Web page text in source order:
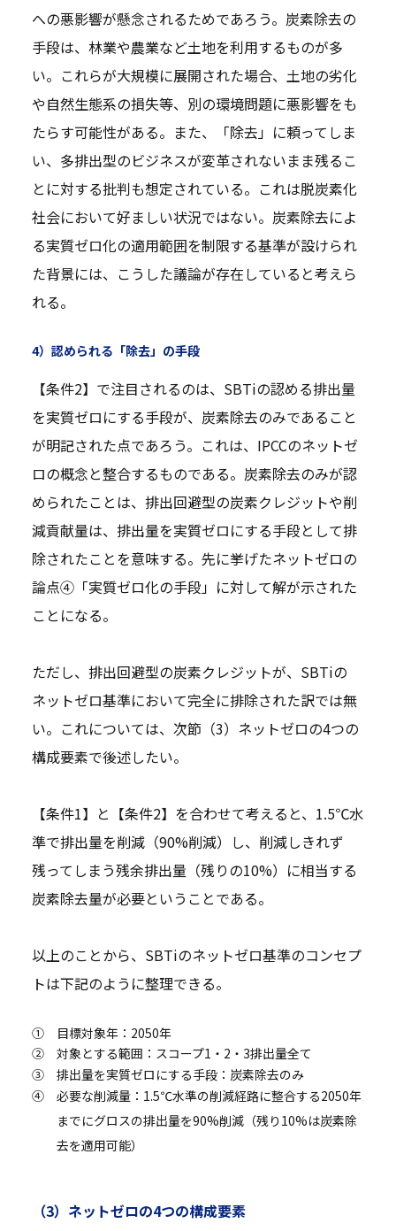
への悪影響が懸念されるためであろう。炭素除去の
手段は、林業や農業など土地を利用するものが多
い。これらが大規模に展開された場合、土地の劣化
や自然生態系の損失等、別の環境問題に悪影響をも
たらす可能性がある。また、「除去」に頼ってしま
い、多排出型のビジネスが変革されないまま残るこ
とに対する批判も想定されている。これは脱炭素化
社会において好ましい状況ではない。炭素除去によ
る実質ゼロ化の適用範囲を制限する基準が設けられ
た背景には、こうした議論が存在していると考えら
れる。
4）認められる「除去」の手段
【条件2】で注目されるのは、SBTiの認める排出量
を実質ゼロにする手段が、炭素除去のみであること
が明記された点であろう。これは、IPCCのネットゼ
ロの概念と整合するものである。炭素除去のみが認
められたことは、排出回避型の炭素クレジットや削
減貢献量は、排出量を実質ゼロにする手段として排
除されたことを意味する。先に挙げたネットゼロの
論点④「実質ゼロ化の手段」に対して解が示された
ことになる。
ただし、排出回避型の炭素クレジットが、SBTiの
ネットゼロ基準において完全に排除された訳では無
い。これについては、次節（3）ネットゼロの4つの
構成要素で後述したい。
【条件1】と【条件2】を合わせて考えると、1.5℃水
準で排出量を削減（90%削減）し、削減しきれず
残ってしまう残余排出量（残りの10%）に相当する
炭素除去量が必要ということである。
以上のことから、SBTiのネットゼロ基準のコンセプ
トは下記のように整理できる。
①
目標対象年：2050年
②
対象とする範囲：スコープ1・2・3排出量全て
③
排出量を実質ゼロにする手段：炭素除去のみ
④
必要な削減量：1.5℃水準の削減経路に整合する2050年
までにグロスの排出量を90%削減（残り10%は炭素除
去を適用可能）
（3）ネットゼロの4つの構成要素